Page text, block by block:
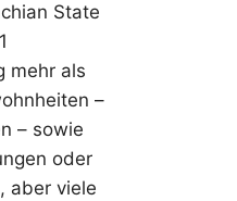
State
mehr als
–
– sowie
oder
aber viele